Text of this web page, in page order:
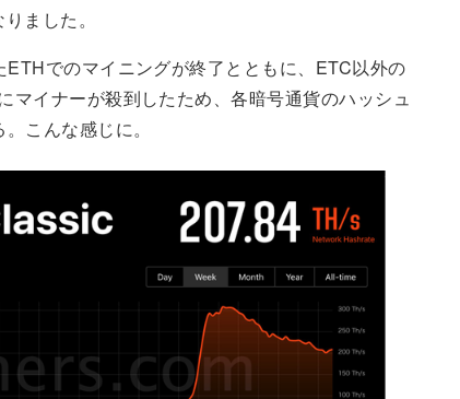
ました。
でのマイニングが終了とともに、ETC以外の
マイナーが殺到したため、各暗号通貨のハッシュ
こんな感じに。